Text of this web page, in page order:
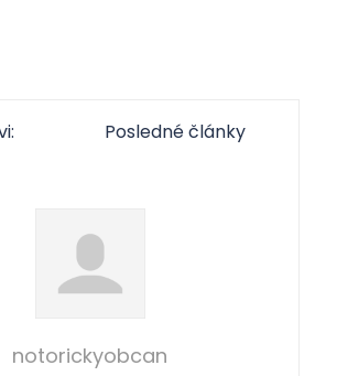
Posledné články
notorickyobcan